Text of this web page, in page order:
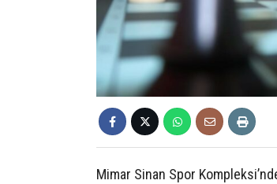
Mimar Sinan Spor